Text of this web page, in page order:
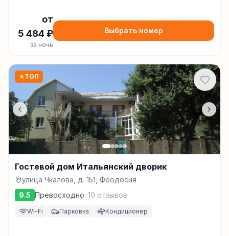
от
5 484 ₽
за ночь
Выбрать номер
★ТОП
Гостевой дом Итальянский дворик
улица Чкалова, д. 151, Феодосия
9.5 Превосходно· 10 отзывов
Wi-Fi Парковка Кондиционер